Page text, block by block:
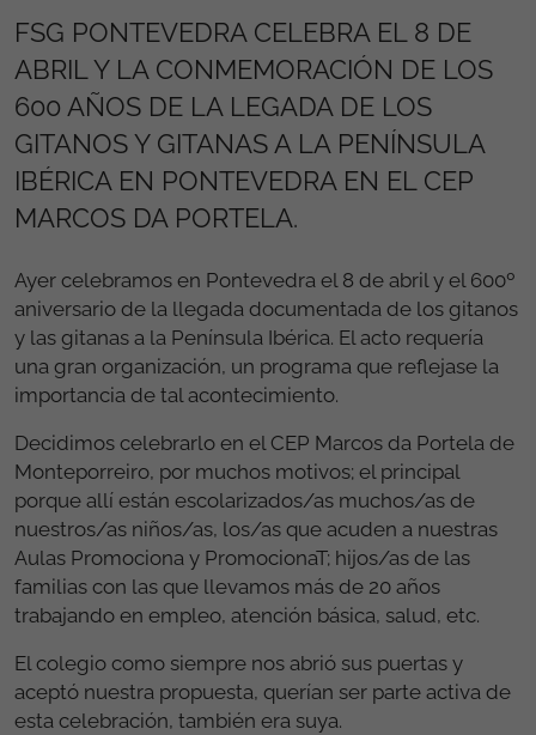
FSG PONTEVEDRA CELEBRA EL 8 DE
ABRIL Y LA CONMEMORACIÓN DE LOS
600 AÑOS DE LA LEGADA DE LOS
GITANOS Y GITANAS A LA PENÍNSULA
IBÉRICA EN PONTEVEDRA EN EL CEP
MARCOS DA PORTELA.
Ayer celebramos en Pontevedra el 8 de abril y el 600º
aniversario de la llegada documentada de los gitanos
y las gitanas a la Península Ibérica. El acto requería
una gran organización, un programa que reflejase la
importancia de tal acontecimiento.
Decidimos celebrarlo en el CEP Marcos da Portela de
Monteporreiro, por muchos motivos; el principal
porque allí están escolarizados/as muchos/as de
nuestros/as niños/as, los/as que acuden a nuestras
Aulas Promociona y PromocionaT; hijos/as de las
familias con las que llevamos más de 20 años
trabajando en empleo, atención básica, salud, etc.
El colegio como siempre nos abrió sus puertas y
aceptó nuestra propuesta, querían ser parte activa de
esta celebración, también era suya.